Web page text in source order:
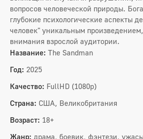
вопросов человеческой природы.
глубокие психологические аспекты
человек" уникальным
внимания взрослой аудитории.
Название: The Sandman
Год: 2025
Качество: FullHD (1080p)
Страна: США, Великобритания
Возраст: 18+
Жанр: драма, боевик, фэнтези,